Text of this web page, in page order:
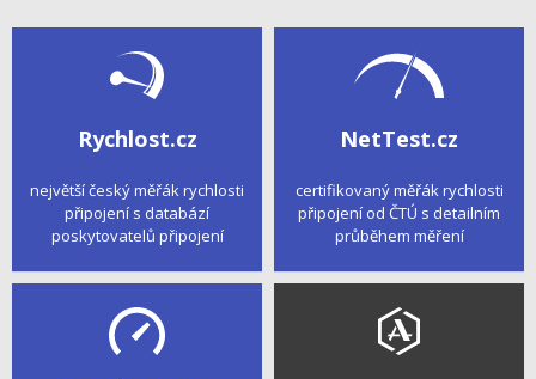
Rychlost.cz
největší český měřák rychlosti
připojení s databází
poskytovatelů připojení
NetTest.cz
certifikovaný měřák rychlosti
připojení od ČTÚ s detailním
průběhem měření